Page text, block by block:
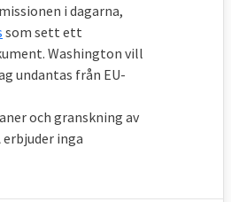
i dagarna,
som sett ett
Washington vill
undantas från EU-
och granskning av
erbjuder inga